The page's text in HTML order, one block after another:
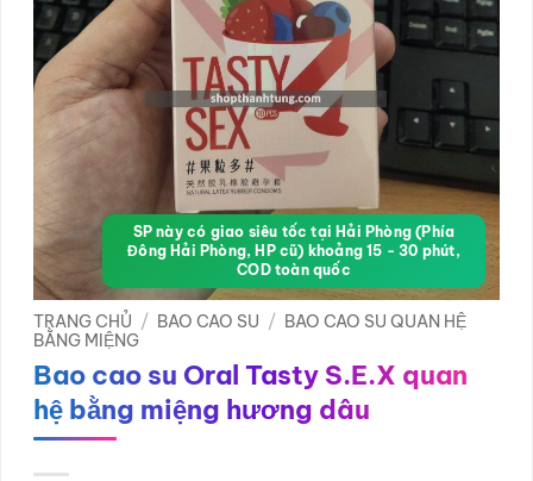
SP này có giao siêu tốc tại Hải Phòng (Phía
Đông Hải Phòng, HP cũ) khoảng 15 - 30 phút,
COD toàn quốc
TRANG CHỦ / BAO CAO SU / BAO CAO SU QUAN HỆ
BẰNG MIỆNG
Bao cao su Oral Tasty S.E.X quan
hệ bằng miệng hương dâu